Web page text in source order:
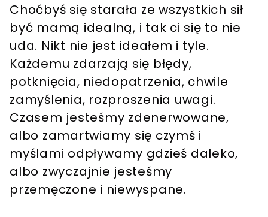
Choćbyś się starała ze wszystkich sił
być mamą idealną, i tak ci się to nie
uda. Nikt nie jest ideałem i tyle.
Każdemu zdarzają się błędy,
potknięcia, niedopatrzenia, chwile
zamyślenia, rozproszenia uwagi.
Czasem jesteśmy zdenerwowane,
albo zamartwiamy się czymś i
myślami odpływamy gdzieś daleko,
albo zwyczajnie jesteśmy
przemęczone i niewyspane.